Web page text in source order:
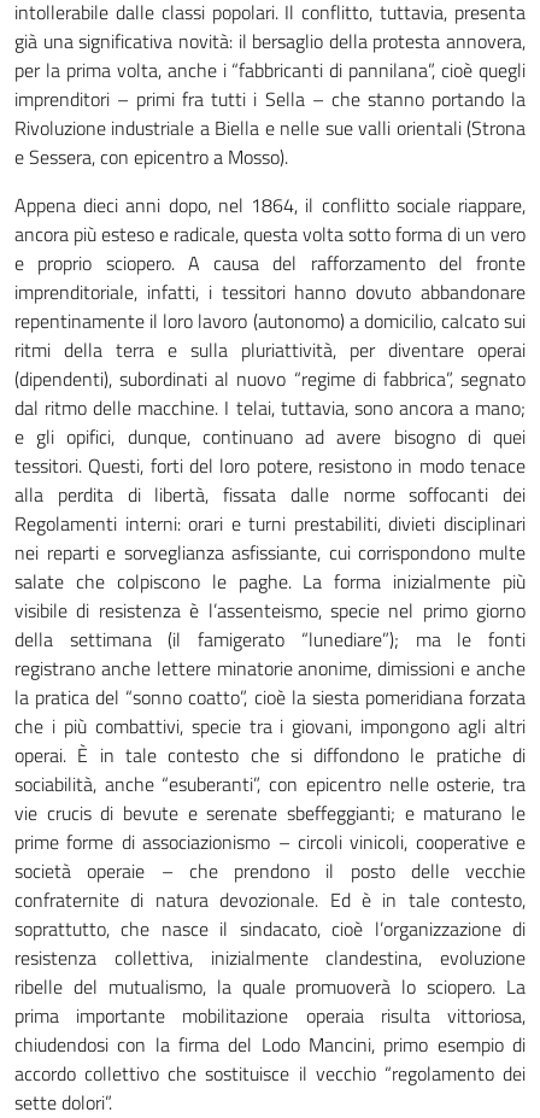
intollerabile dalle classi popolari. Il conflitto, tuttavia, presenta
già una significativa novità: il bersaglio della protesta annovera,
per la prima volta, anche i “fabbricanti di pannilana”, cioè quegli
imprenditori – primi fra tutti i Sella – che stanno portando la
Rivoluzione industriale a Biella e nelle sue valli orientali (Strona
e Sessera, con epicentro a Mosso).
Appena dieci anni dopo, nel 1864, il conflitto sociale riappare,
ancora più esteso e radicale, questa volta sotto forma di un vero
e proprio sciopero. A causa del rafforzamento del fronte
imprenditoriale, infatti, i tessitori hanno dovuto abbandonare
repentinamente il loro lavoro (autonomo) a domicilio, calcato sui
ritmi della terra e sulla pluriattività, per diventare operai
(dipendenti), subordinati al nuovo “regime di fabbrica”, segnato
dal ritmo delle macchine. I telai, tuttavia, sono ancora a mano;
e gli opifici, dunque, continuano ad avere bisogno di quei
tessitori. Questi, forti del loro potere, resistono in modo tenace
alla perdita di libertà, fissata dalle norme soffocanti dei
Regolamenti interni: orari e turni prestabiliti, divieti disciplinari
nei reparti e sorveglianza asfissiante, cui corrispondono multe
salate che colpiscono le paghe. La forma inizialmente più
visibile di resistenza è l’assenteismo, specie nel primo giorno
della settimana (il famigerato “lunediare”); ma le fonti
registrano anche lettere minatorie anonime, dimissioni e anche
la pratica del “sonno coatto”, cioè la siesta pomeridiana forzata
che i più combattivi, specie tra i giovani, impongono agli altri
operai. È in tale contesto che si diffondono le pratiche di
sociabilità, anche “esuberanti”, con epicentro nelle osterie, tra
vie crucis di bevute e serenate sbeffeggianti; e maturano le
prime forme di associazionismo – circoli vinicoli, cooperative e
società operaie – che prendono il posto delle vecchie
confraternite di natura devozionale. Ed è in tale contesto,
soprattutto, che nasce il sindacato, cioè l’organizzazione di
resistenza collettiva, inizialmente clandestina, evoluzione
ribelle del mutualismo, la quale promuoverà lo sciopero. La
prima importante mobilitazione operaia risulta vittoriosa,
chiudendosi con la firma del Lodo Mancini, primo esempio di
accordo collettivo che sostituisce il vecchio “regolamento dei
sette dolori”.